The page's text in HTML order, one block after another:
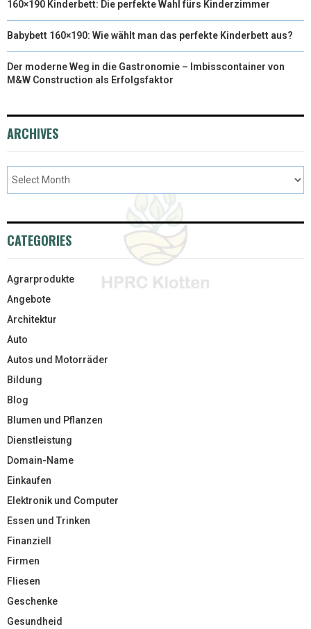
160×190 Kinderbett: Die perfekte Wahl fürs Kinderzimmer
Babybett 160×190: Wie wählt man das perfekte Kinderbett aus?
Der moderne Weg in die Gastronomie – Imbisscontainer von
M&W Construction als Erfolgsfaktor
ARCHIVES
CATEGORIES
Agrarprodukte
Angebote
Architektur
Auto
Autos und Motorräder
Bildung
Blog
Blumen und Pflanzen
Dienstleistung
Domain-Name
Einkaufen
Elektronik und Computer
Essen und Trinken
Finanziell
Firmen
Fliesen
Geschenke
Gesundheid